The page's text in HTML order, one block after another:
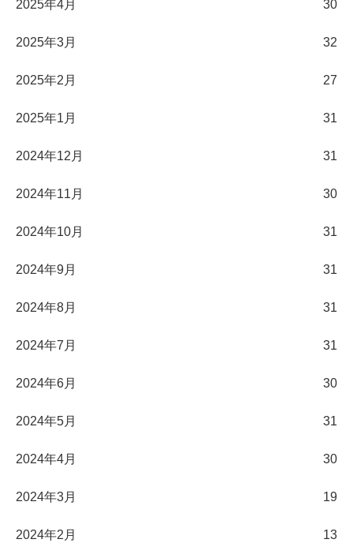
2025年4月 30
2025年3月 32
2025年2月 27
2025年1月 31
2024年12月 31
2024年11月 30
2024年10月 31
2024年9月 31
2024年8月 31
2024年7月 31
2024年6月 30
2024年5月 31
2024年4月 30
2024年3月 19
2024年2月 13